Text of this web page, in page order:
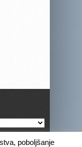
poboljšanje